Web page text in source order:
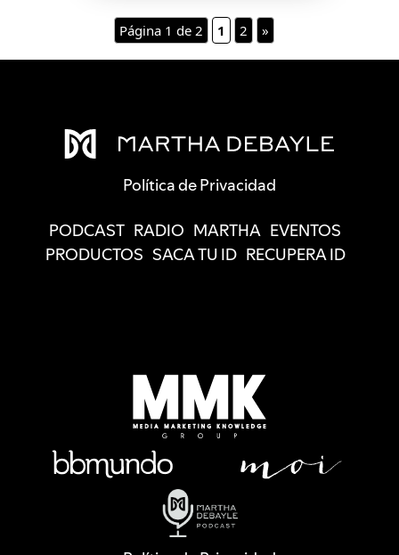
Página 1 de 2 1 2 »
Política de Privacidad
PODCAST RADIO MARTHA EVENTOS
PRODUCTOS SACA TU ID RECUPERA ID